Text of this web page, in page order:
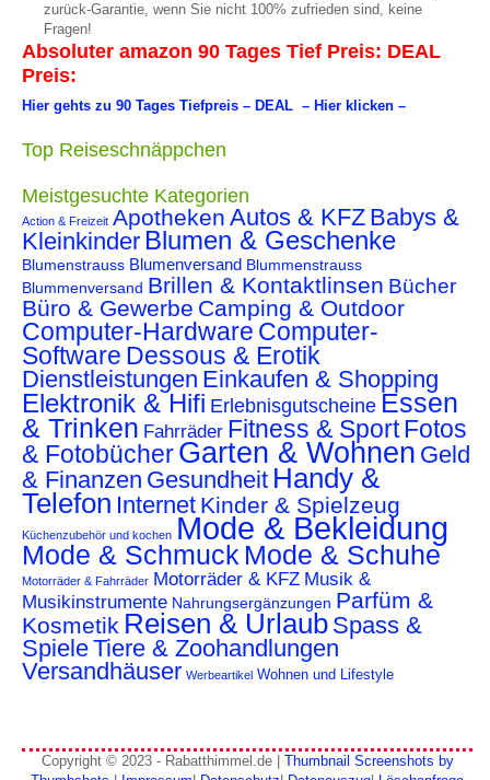
zurück-Garantie, wenn Sie nicht 100% zufrieden sind, keine
Fragen!
Absoluter amazon 90 Tages Tief Preis: DEAL
Preis:
Hier gehts zu 90 Tages Tiefpreis – DEAL – Hier klicken –
Top Reiseschnäppchen
Meistgesuchte Kategorien
Action & Freizeit Apotheken Autos & KFZ Babys &
Kleinkinder Blumen & Geschenke
Blumenstrauss Blumenversand Blummenstrauss
Blummenversand Brillen & Kontaktlinsen Bücher
Büro & Gewerbe Camping & Outdoor
Computer-Hardware Computer-
Software Dessous & Erotik
Dienstleistungen Einkaufen & Shopping
Elektronik & Hifi Erlebnisgutscheine Essen
& Trinken Fahrräder Fitness & SportFotos
& FotobücherGarten & Wohnen Geld
& Finanzen Gesundheit Handy &
Telefon Internet Kinder & Spielzeug
Küchenzubehör und kochen Mode & Bekleidung
Mode & Schmuck Mode & Schuhe
Motorräder & Fahrräder Motorräder & KFZ Musik &
Musikinstrumente Nahrungsergänzungen Parfüm &
Kosmetik Reisen & Urlaub Spass &
SpieleTiere & Zoohandlungen
Versandhäuser Werbeartikel Wohnen und Lifestyle
Copyright © 2023 - Rabatthimmel.de | Thumbnail Screenshots by